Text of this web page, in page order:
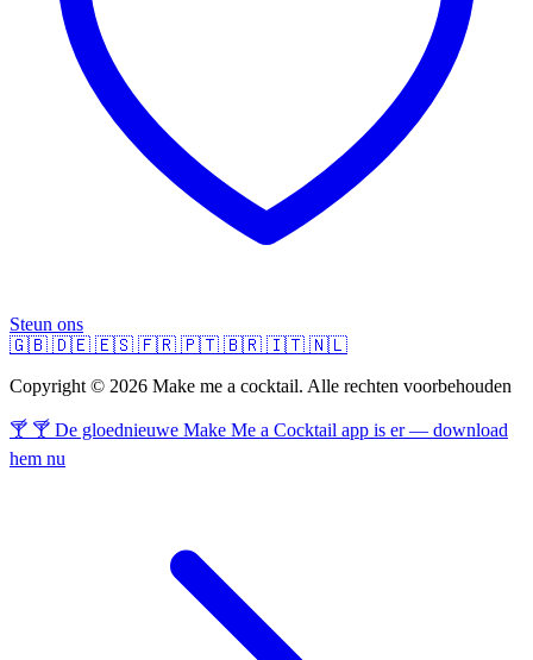
Steun ons
🇬🇧 🇩🇪 🇪🇸 🇫🇷 🇵🇹 🇧🇷 🇮🇹 🇳🇱
Copyright © 2026 Make me a cocktail. Alle rechten voorbehouden
🍸 🍸 De gloednieuwe Make Me a Cocktail app is er — download
hem nu